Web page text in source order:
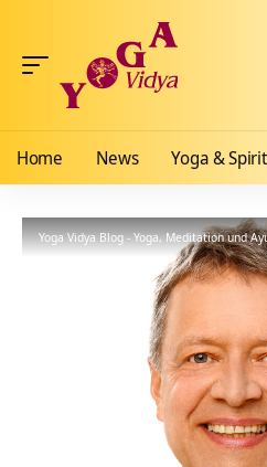
Home News Yoga &
Yoga Vidya Blog - Yoga, Meditation und